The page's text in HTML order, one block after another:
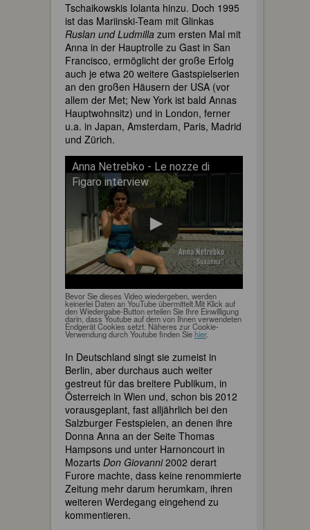
Tschaikowskis Iolanta hinzu. Doch 1995
ist das Mariinski-Team mit Glinkas
Ruslan und Ludmilla zum ersten Mal mit
Anna in der Hauptrolle zu Gast in San
Francisco, ermöglicht der große Erfolg
auch je etwa 20 weitere Gastspielserien
an den großen Häusern der USA (vor
allem der Met; New York ist bald Annas
Hauptwohnsitz) und in London, ferner
u.a. in Japan, Amsterdam, Paris, Madrid
und Zürich.
Anna Netrebko - Le nozze di
Figaro interview
Bevor Sie dieses Video wiedergeben, werden
keinerlei Daten an YouTube übermittelt.Mit Klick auf
den Wiedergabe-Button erteilen Sie Ihre Einwilligung
darin, dass Youtube auf dem von Ihnen verwendeten
Endgerät Cookies setzt. Näheres zur Cookie-
Verwendung durch Youtube finden Siehier.
In Deutschland singt sie zumeist in
Berlin, aber durchaus auch weiter
gestreut für das breitere Publikum, in
Österreich in Wien und, schon bis 2012
vorausgeplant, fast alljährlich bei den
Salzburger Festspielen, an denen ihre
Donna Anna an der Seite Thomas
Hampsons und unter Harnoncourt in
Mozarts Don Giovanni2002 derart
Furore machte, dass keine renommierte
Zeitung mehr darum herumkam, ihren
weiteren Werdegang eingehend zu
kommentieren.